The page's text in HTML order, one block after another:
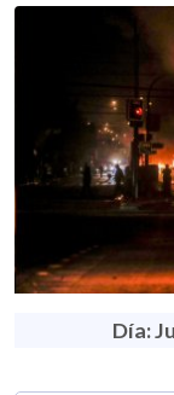
Día: